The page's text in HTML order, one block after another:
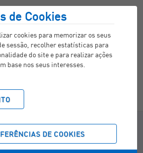
de Cookies
cookies para memorizar os seus
sessão, recolher estatísticas para
do site e para realizar ações
base nos seus interesses.
DE COOKIES